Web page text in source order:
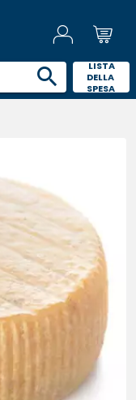
LISTA
DELLA
SPESA